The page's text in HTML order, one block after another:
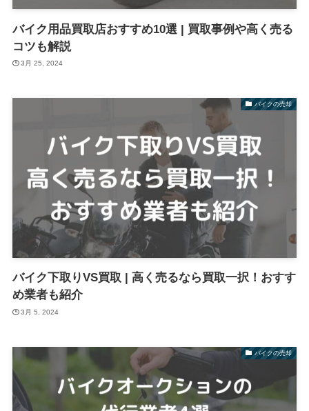
バイク用品買取店おすすめ10選 | 買取事例や高く売る
コツも解説
3月 25, 2024
バイクの売却
バイク下取りVS買取 | 高く売るなら買取一択！おすす
め業者も紹介
3月 5, 2024
バイクの売却